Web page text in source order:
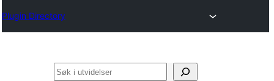
Plugin Directory
Søk